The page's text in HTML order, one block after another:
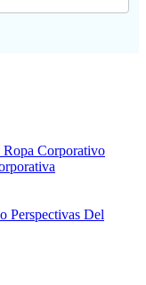
Corporativo
Perspectivas Del